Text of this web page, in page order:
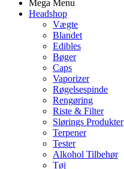
Mega Menu
Headshop
Vægte
Blandet
Edibles
Bøger
Caps
Vaporizer
Røgelsespinde
Rengøring
Riste & Filter
Slørings Produkter
Terpener
Tester
Alkohol Tilbehør
Tøj